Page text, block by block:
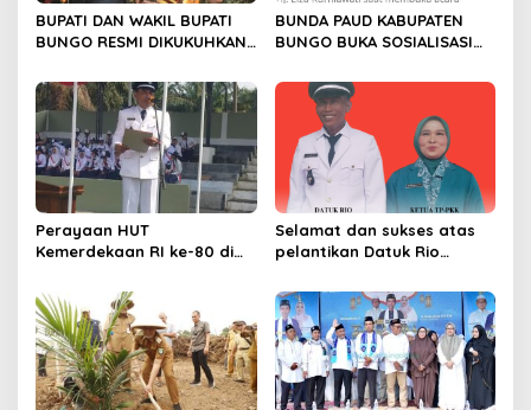
BUPATI DAN WAKIL BUPATI
BUNGO RESMI DIKUKUHKAN
BUNDO KANDUNG
BUNDA PAUD KABUPATEN
BUNGO BUKA SOSIALISASI
Perayaan HUT
Kemerdekaan RI ke-80 di
Selamat dan sukses atas
pelantikan Datuk Rio